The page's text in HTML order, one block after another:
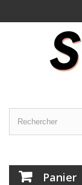
Panier